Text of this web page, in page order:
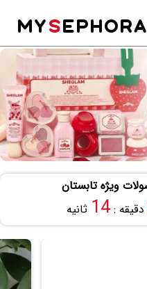
MYSEPHORA
دقیقه :13 ثانیه